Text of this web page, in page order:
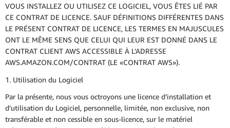
VOUS INSTALLEZ OU UTILISEZ CE LOGICIEL, VOUS ÊTES LIÉ PAR
CE CONTRAT DE LICENCE. SAUF DÉFINITIONS DIFFÉRENTES DANS
LE PRÉSENT CONTRAT DE LICENCE, LES TERMES EN MAJUSCULES
ONT LE MÊME SENS QUE CELUI QUI LEUR EST DONNÉ DANS LE
CONTRAT CLIENT AWS ACCESSIBLE À L’ADRESSE
AWS.AMAZON.COM/CONTRAT (LE «CONTRAT AWS»).
1. Utilisation du Logiciel
Par la présente, nous vous octroyons une licence d’installation et
d’utilisation du Logiciel, personnelle, limitée, non exclusive, non
transférable et non cessible en sous-licence, sur le matériel